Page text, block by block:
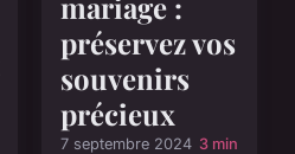
préservez vos
souvenirs
précieux
7 septembre 2024 3 min